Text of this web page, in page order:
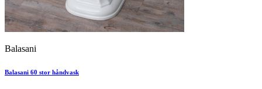
Balasani
Balasani 60 stor håndvask